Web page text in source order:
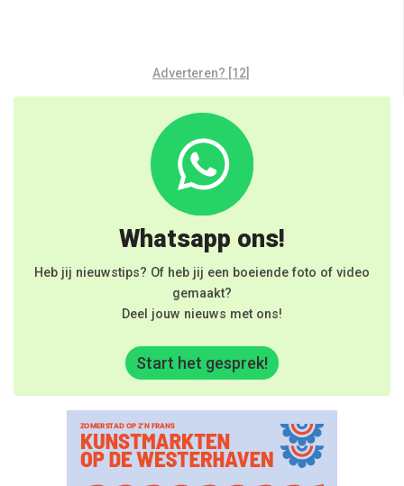
Adverteren? [12]
Whatsapp ons!
Heb jij nieuwstips? Of heb jij een boeiende foto of video
gemaakt?
Deel jouw nieuws met ons!
Start het gesprek!